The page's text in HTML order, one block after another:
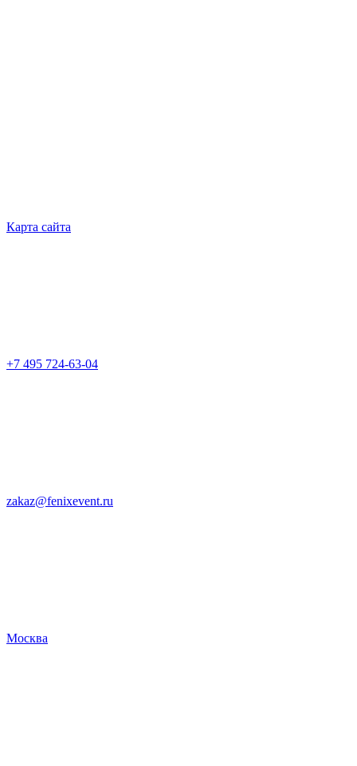
Карта сайта
+7 495 724-63-04
zakaz@fenixevent.ru
Москва